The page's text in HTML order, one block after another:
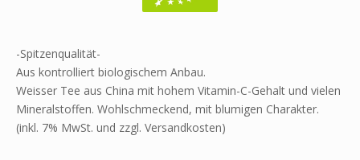
-Spitzenqualität-
Aus kontrolliert biologischem Anbau.
Weisser Tee aus China mit hohem Vitamin-C-Gehalt und vielen
Mineralstoffen. Wohlschmeckend, mit blumigen Charakter.
(inkl. 7% MwSt. und zzgl. Versandkosten)